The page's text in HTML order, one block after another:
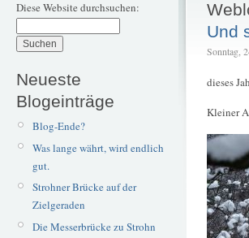
Diese Website durchsuchen:
Neueste
Blogeinträge
Blog-Ende?
Was lange währt, wird endlich
gut.
Strohner Brücke auf der
Zielgeraden
Die Messerbrücke zu Strohn
Und
Sonntag,
dieses
Kleiner